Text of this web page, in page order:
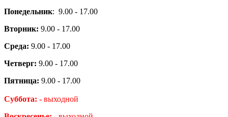
Понедельник: 9.00 - 17.00
Вторник: 9.00 - 17.00
Среда: 9.00 - 17.00
Четверг: 9.00 - 17.00
Пятница: 9.00 - 17.00
Суббота: - выходной